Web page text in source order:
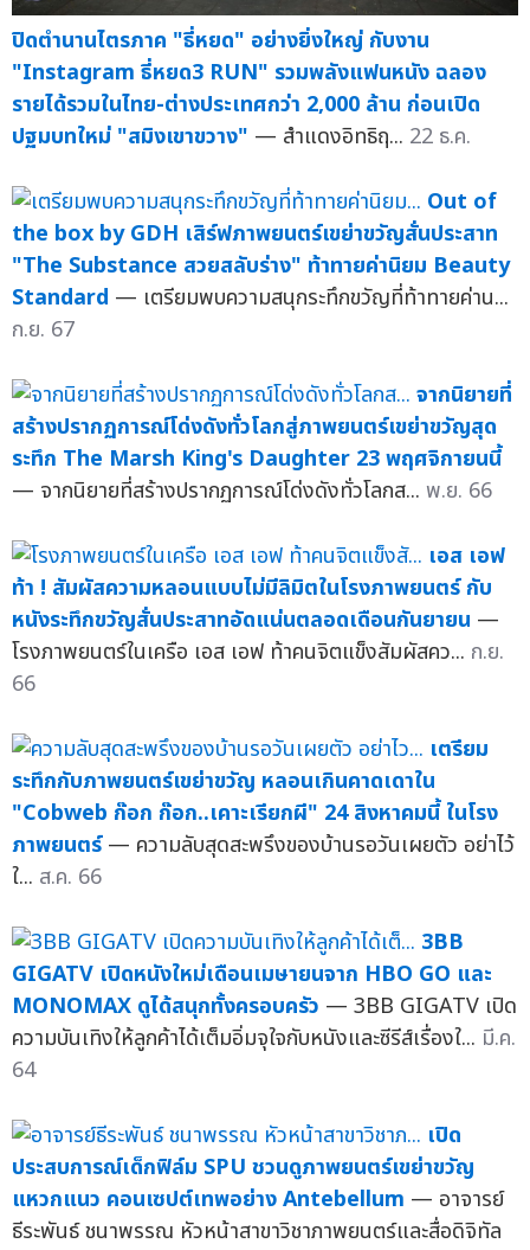
ปิดตำนานไตรภาค "ธี่หยด" อย่างยิ่งใหญ่ กับงาน
"Instagram ธี่หยด3 RUN" รวมพลังแฟนหนัง ฉลอง
รายได้รวมในไทย-ต่างประเทศกว่า 2,000 ล้าน ก่อนเปิด
ปฐมบทใหม่ "สมิงเขาขวาง" — สำแดงอิทธิฤ... 22 ธ.ค.
Out of
the box by GDH เสิร์ฟภาพยนตร์เขย่าขวัญสั่นประสาท
"The Substance สวยสลับร่าง" ท้าทายค่านิยม Beauty
Standard — เตรียมพบความสนุกระทึกขวัญที่ท้าทายค่าน...
ก.ย. 67
จากนิยายที่
สร้างปรากฏการณ์โด่งดังทั่วโลกสู่ภาพยนตร์เขย่าขวัญสุด
ระทึก The Marsh King's Daughter 23 พฤศจิกายนนี้
— จากนิยายที่สร้างปรากฏการณ์โด่งดังทั่วโลกส... พ.ย. 66
เอส เอฟ
ท้า ! สัมผัสความหลอนแบบไม่มีลิมิตในโรงภาพยนตร์ กับ
หนังระทึกขวัญสั่นประสาทอัดแน่นตลอดเดือนกันยายน —
โรงภาพยนตร์ในเครือ เอส เอฟ ท้าคนจิตแข็งสัมผัสคว... ก.ย.
66
เตรียม
ระทึกกับภาพยนตร์เขย่าขวัญ หลอนเกินคาดเดาใน
"Cobweb ก๊อก ก๊อก..เคาะเรียกผี" 24 สิงหาคมนี้ ในโรง
ภาพยนตร์ — ความลับสุดสะพรึงของบ้านรอวันเผยตัว อย่าไว้
ใ... ส.ค. 66
3BB
GIGATV เปิดหนังใหม่เดือนเมษายนจาก HBO GO และ
MONOMAX ดูได้สนุกทั้งครอบครัว — 3BB GIGATV เปิด
ความบันเทิงให้ลูกค้าได้เต็มอิ่มจุใจกับหนังและซีรีส์เรื่องใ... มี.ค.
64
เปิด
ประสบการณ์เด็กฟิล์ม SPU ชวนดูภาพยนตร์เขย่าขวัญ
แหวกแนว คอนเซปต์เทพอย่าง Antebellum — อาจารย์
ธีระพันธ์ ชนาพรรณ หัวหน้าสาขาวิชาภาพยนตร์และสื่อดิจิทัล